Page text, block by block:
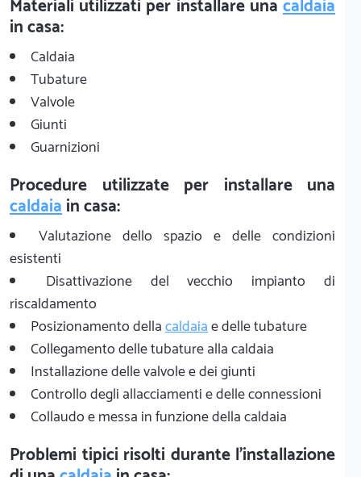
Materiali utilizzati per installare una caldaia
in casa:
Caldaia
Tubature
Valvole
Giunti
Guarnizioni
Procedure utilizzate per installare una
caldaiain casa:
Valutazione dello spazio e delle condizioni
esistenti
Disattivazione del vecchio impianto di
riscaldamento
Posizionamento dellacaldaiae delle tubature
Collegamento delle tubature alla caldaia
Installazione delle valvole e dei giunti
Controllo degli allacciamenti e delle connessioni
Collaudo e messa in funzione della caldaia
Problemi tipici risolti durante l'installazione